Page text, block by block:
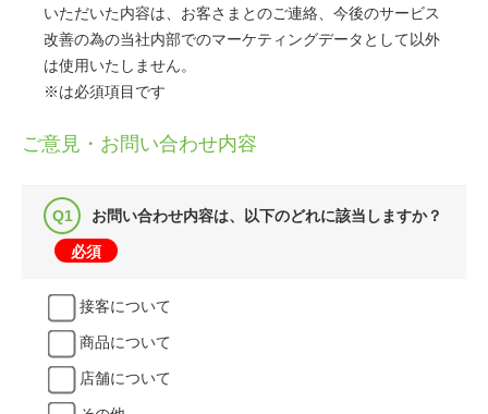
いただいた内容は、お客さまとのご連絡、今後のサービス
改善の為の当社内部でのマーケティングデータとして以外
は使用いたしません。
※は必須項目です
ご意見・お問い合わせ内容
お問い合わせ内容は、以下のどれに該当しますか？
必須
接客について
商品について
店舗について